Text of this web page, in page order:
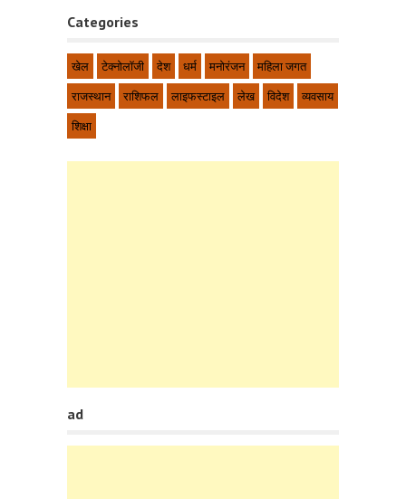
Categories
खेल टेक्नोलॉजी देश धर्म मनोरंजन
महिला जगत
राजस्थान
राशिफल लाइफस्टाइल लेख विदेश
व्यवसाय
शिक्षा
ad